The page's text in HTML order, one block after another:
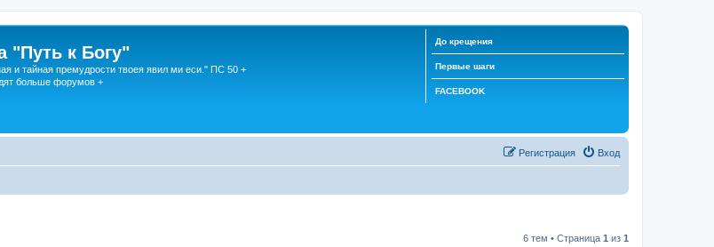
"Путь к Богу"
и тайная премудрости твоея явил ми еси." ПС 50 +
больше форумов +
До крещения
Первые шаги
FACEBOOK
Вход
Регистрация
6 тем • Страница 1 из 1